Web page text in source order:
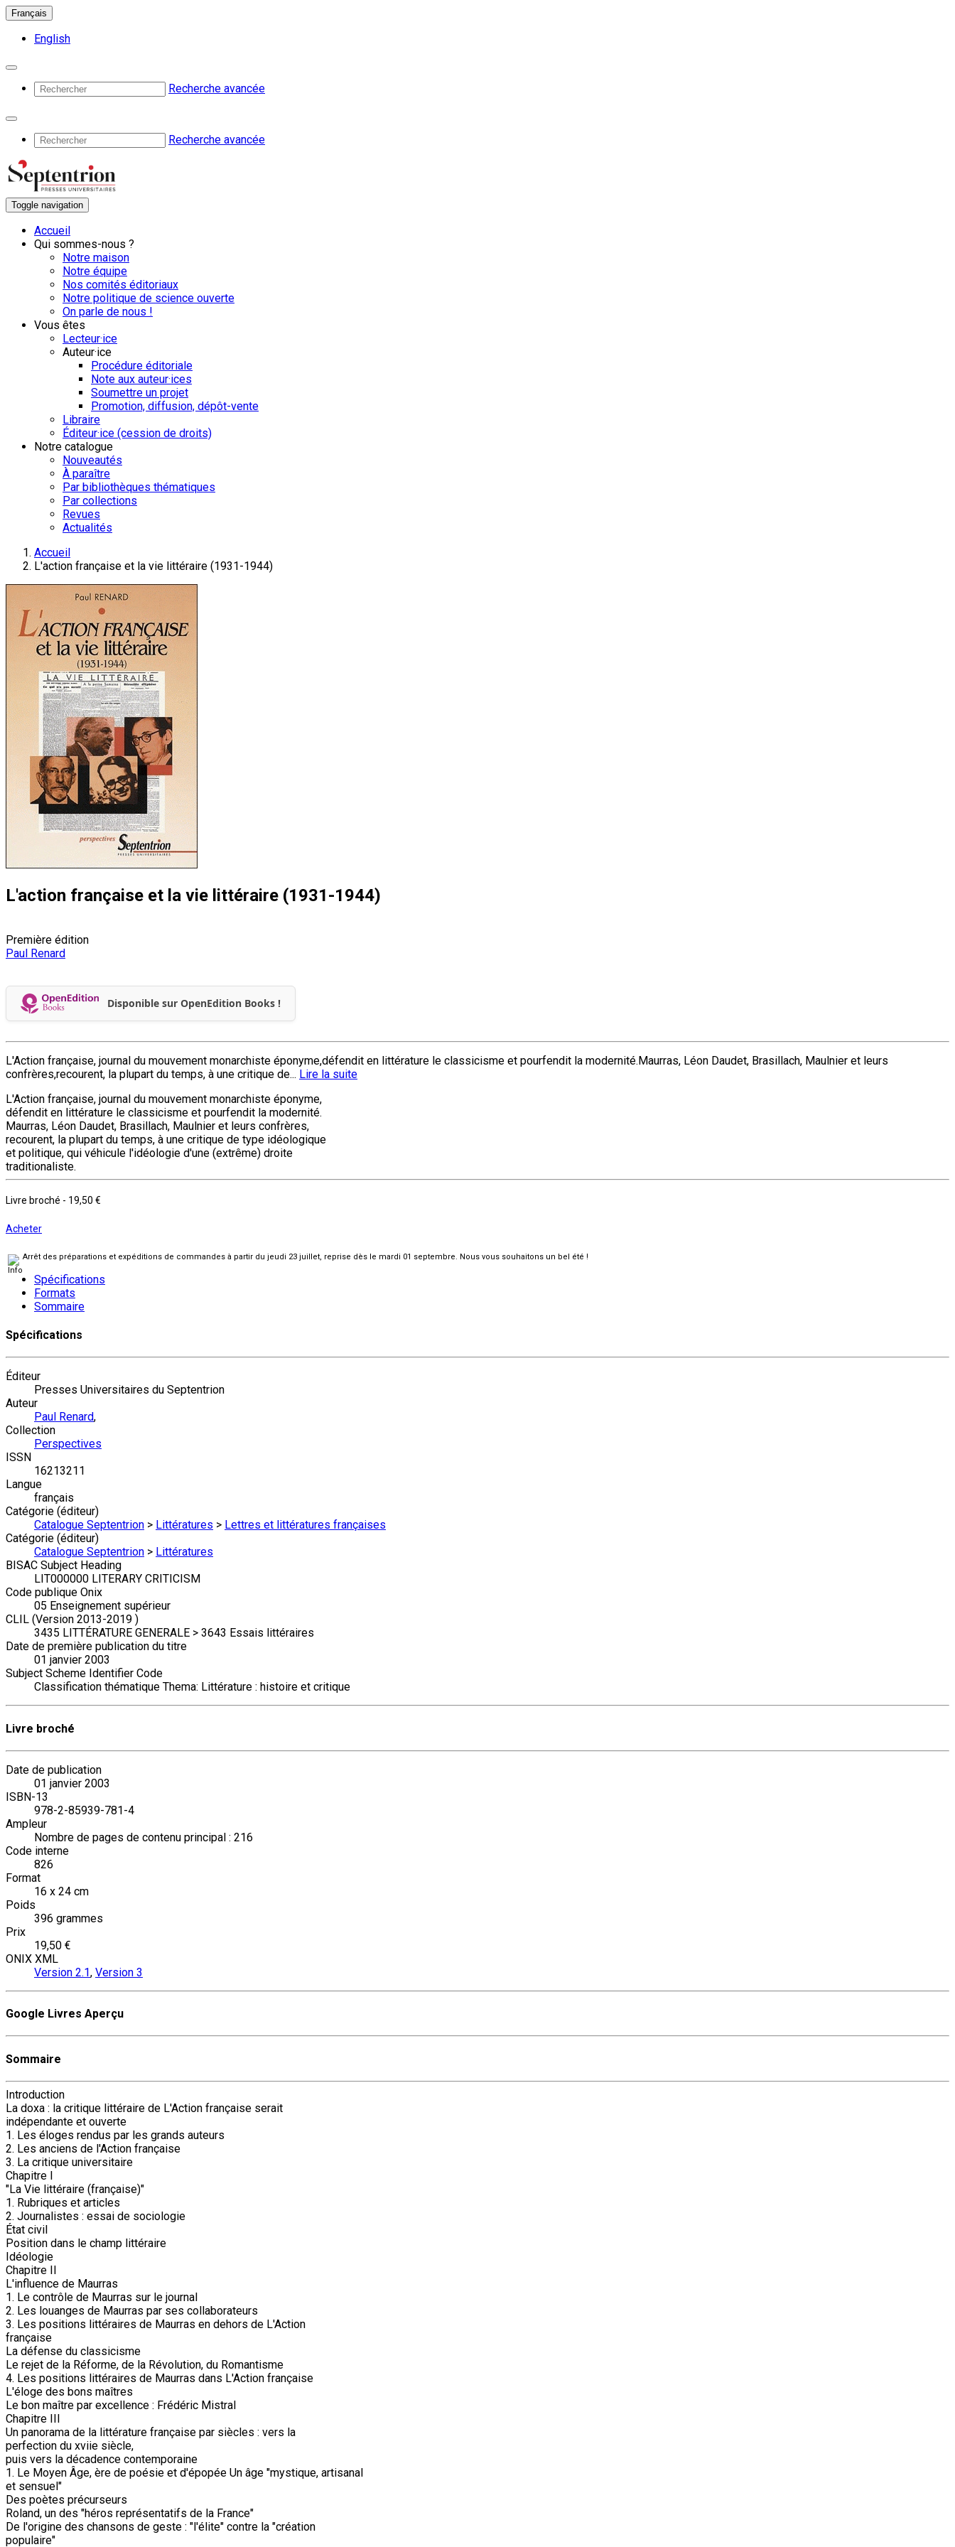
Français
English
Recherche avancée
Recherche avancée
Toggle navigation
Accueil
Qui sommes-nous ?
Notre maison
Notre équipe
Nos comités éditoriaux
Notre politique de science ouverte
On parle de nous !
Vous êtes
Lecteur·ice
Auteur·ice
Procédure éditoriale
Note aux auteur·ices
Soumettre un projet
Promotion, diffusion, dépôt-vente
Libraire
Éditeur·ice (cession de droits)
Notre catalogue
Nouveautés
À paraître
Par bibliothèques thématiques
Par collections
Revues
Actualités
Accueil
L'action française et la vie littéraire (1931-1944)
L'action française et la vie littéraire (1931-1944)
Première édition
Paul Renard
Disponible sur OpenEdition Books !
L'Action française, journal du mouvement monarchiste éponyme,défendit en littérature le classicisme et pourfendit la modernité.Maurras, Léon Daudet, Brasillach, Maulnier et leurs
confrères,recourent, la plupart du temps, à une critique de... Lire la suite
L'Action française, journal du mouvement monarchiste éponyme,
défendit en littérature le classicisme et pourfendit la modernité.
Maurras, Léon Daudet, Brasillach, Maulnier et leurs confrères,
recourent, la plupart du temps, à une critique de type idéologique
et politique, qui véhicule l'idéologie d'une (extrême) droite
traditionaliste.
Livre broché - 19,50 €
Acheter
Arrêt des préparations et expéditions de commandes à partir du jeudi 23 juillet, reprise dès le mardi 01 septembre. Nous vous souhaitons un bel été !
Spécifications
Formats
Sommaire
Spécifications
Éditeur
Presses Universitaires du Septentrion
Auteur
Paul Renard,
Collection
Perspectives
ISSN
16213211
Langue
français
Catégorie (éditeur)
Catalogue Septentrion > Littératures > Lettres et littératures françaises
Catégorie (éditeur)
Catalogue Septentrion > Littératures
BISAC Subject Heading
LIT000000 LITERARY CRITICISM
Code publique Onix
05 Enseignement supérieur
CLIL (Version 2013-2019 )
3435 LITTÉRATURE GENERALE > 3643 Essais littéraires
Date de première publication du titre
01 janvier 2003
Subject Scheme Identifier Code
Classification thématique Thema: Littérature : histoire et critique
Livre broché
Date de publication
01 janvier 2003
ISBN-13
978-2-85939-781-4
Ampleur
Nombre de pages de contenu principal : 216
Code interne
826
Format
16 x 24 cm
Poids
396 grammes
Prix
19,50 €
ONIX XML
Version 2.1, Version 3
Google Livres Aperçu
Sommaire
Introduction
La doxa : la critique littéraire de L'Action française serait
indépendante et ouverte
1. Les éloges rendus par les grands auteurs
2. Les anciens de l'Action française
3. La critique universitaire
Chapitre I
"La Vie littéraire (française)"
1. Rubriques et articles
2. Journalistes : essai de sociologie
État civil
Position dans le champ littéraire
Idéologie
Chapitre II
L'influence de Maurras
1. Le contrôle de Maurras sur le journal
2. Les louanges de Maurras par ses collaborateurs
3. Les positions littéraires de Maurras en dehors de L'Action
française
La défense du classicisme
Le rejet de la Réforme, de la Révolution, du Romantisme
4. Les positions littéraires de Maurras dans L'Action française
L'éloge des bons maîtres
Le bon maître par excellence : Frédéric Mistral
Chapitre III
Un panorama de la littérature française par siècles : vers la
perfection du xviie siècle,
puis vers la décadence contemporaine
1. Le Moyen Âge, ère de poésie et d'épopée Un âge "mystique, artisanal
et sensuel"
Des poètes précurseurs
Roland, un des "héros représentatifs de la France"
De l'origine des chansons de geste : "l'élite" contre la "création
populaire"